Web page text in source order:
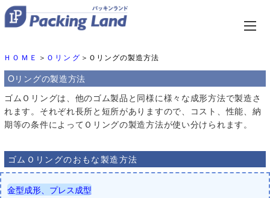
ＨＯＭＥ ＞ Ｏリング ＞Ｏリングの製造方法
Oリングの製造方法
ゴムＯリングは、他のゴム製品と同様に様々な成形方法で製造さ
れます。それぞれ長所と短所がありますので、コスト、性能、納
期等の条件によってＯリングの製造方法が使い分けられます。
ゴムＯリングのおもな製造方法
金型成形、プレス成型